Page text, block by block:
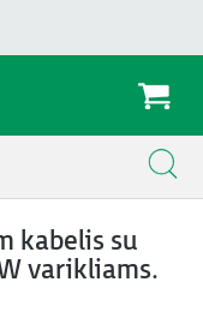
kabelis su
varikliams.